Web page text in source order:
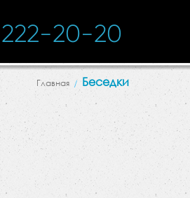
222-20-20
Главная Беседки